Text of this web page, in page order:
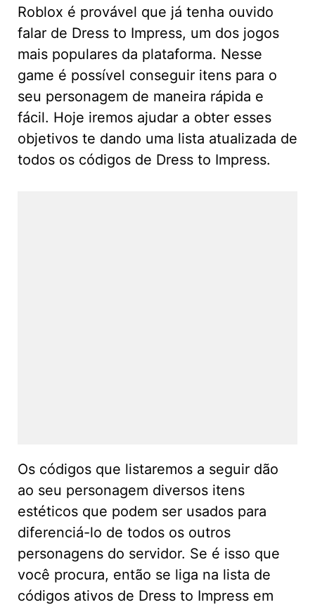
Roblox é provável que já tenha ouvido
falar de Dress to Impress, um dos jogos
mais populares da plataforma. Nesse
game é possível conseguir itens para o
seu personagem de maneira rápida e
fácil. Hoje iremos ajudar a obter esses
objetivos te dando uma lista atualizada de
todos os códigos de Dress to Impress.
Os códigos que listaremos a seguir dão
ao seu personagem diversos itens
estéticos que podem ser usados para
diferenciá-lo de todos os outros
personagens do servidor. Se é isso que
você procura, então se liga na lista de
códigos ativos de Dress to Impress em